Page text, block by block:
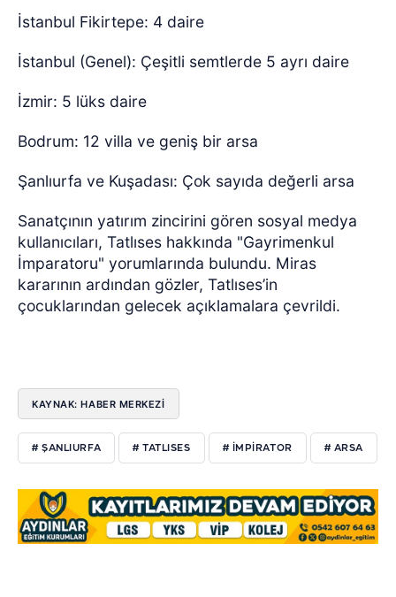
İstanbul Fikirtepe: 4 daire
İstanbul (Genel): Çeşitli semtlerde 5 ayrı daire
İzmir: 5 lüks daire
Bodrum: 12 villa ve geniş bir arsa
Şanlıurfa ve Kuşadası: Çok sayıda değerli arsa
Sanatçının yatırım zincirini gören sosyal medya
kullanıcıları, Tatlıses hakkında "Gayrimenkul
İmparatoru" yorumlarında bulundu. Miras
kararının ardından gözler, Tatlıses’in
çocuklarından gelecek açıklamalara çevrildi.
KAYNAK: HABER MERKEZİ
# ŞANLIURFA # TATLISES # IMPIRATOR # ARSA